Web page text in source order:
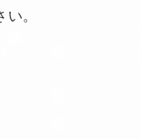
。